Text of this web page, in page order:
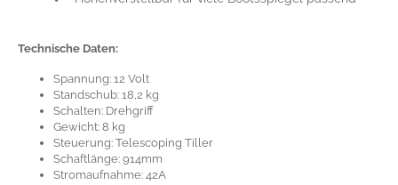
Technische Daten:
Spannung: 12 Volt
Standschub: 18,2 kg
Schalten: Drehgriff
Gewicht: 8 kg
Steuerung: Telescoping Tiller
Schaftlänge: 914mm
Stromaufnahme: 42A